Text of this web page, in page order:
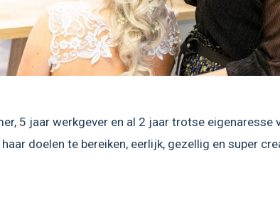
5 jaar werkgever en al 2 jaar trotse eigenaresse
doelen te bereiken, eerlijk, gezellig en super